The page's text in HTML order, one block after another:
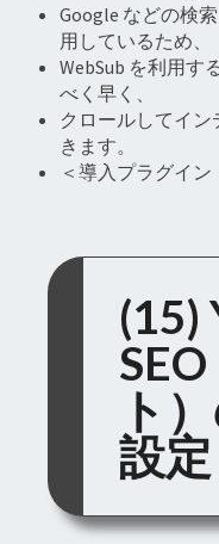
Google などの検
用しているため、
WebSub を利用す
べく早く、
クロールしてイ
きます。
＜導入プラグイン
(15)
ト
設定